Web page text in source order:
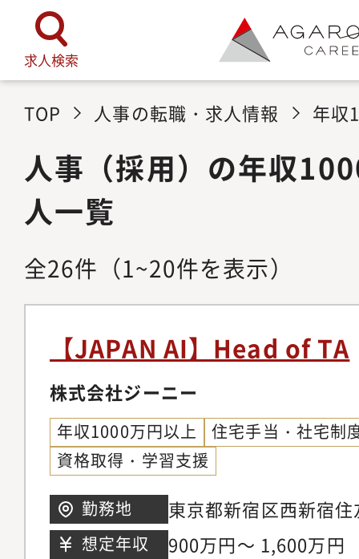
求人検索
TOP 人事の転職・求人情報 年収
人事（採用）の年収
人一覧
全26件 （1~20件を表示）
【JAPAN AI】Head of TA
株式会社ジーニー
年収1000万円以上
住宅手当・社宅制
資格取得・学習支援
勤務地
東京都新宿区西新宿
ワー6階
想定年収 900万円～ 1,600万円